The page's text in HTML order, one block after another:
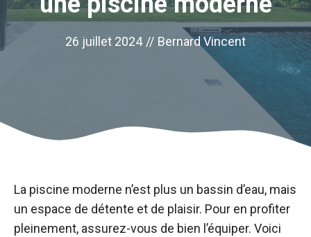
26 juillet 2024 // Bernard Vincent
La piscine moderne n’est plus un bassin d’eau, mais
un espace de détente et de plaisir. Pour en profiter
pleinement, assurez-vous de bien l’équiper. Voici